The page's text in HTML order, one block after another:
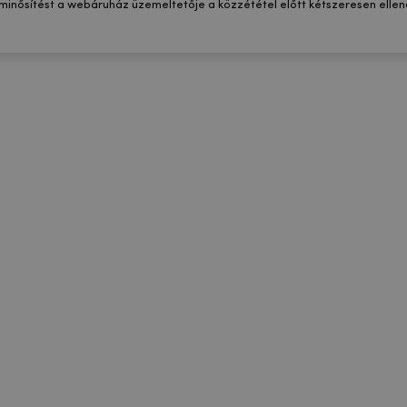
a webáruház üzemeltetője a közzététel előtt kétszeresen